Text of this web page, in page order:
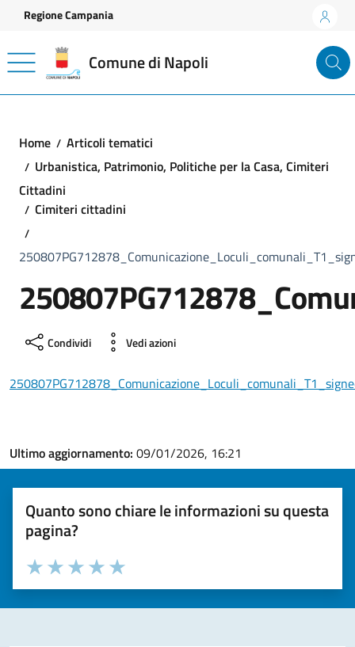
Vai ai contenuti
Vai al footer
Regione Campania
Comune di Napoli
Home
Articoli tematici
Urbanistica, Patrimonio, Politiche per la Casa, Cimiteri
Cittadini
Cimiteri cittadini
Condividi Vedi azioni
Ultimo aggiornamento: 09/01/2026, 16:21
Quanto sono chiare le informazioni su questa
pagina?
Valuta la chiarezza delle informazioni (da 1 a 5 stelle)
Seleziona il numero di stelle per valutare la chiarezza delle
Valuta 5 stelle su 5
Valuta 4 stelle su 5
Valuta 3 stelle su 5
Valuta 2 stelle su 5
Valuta 1 stelle su 5